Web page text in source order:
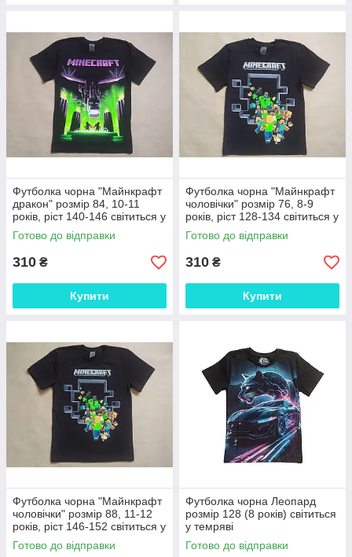
Футболка чорна "Майнкрафт
дракон" розмір 84, 10-11
років, ріст 140-146 світиться у
темряві
Готово до відправки
310 ₴
Купити
Футболка чорна "Майнкрафт
чоловічки" розмір 76, 8-9
років, ріст 128-134 світиться у
темряві
Готово до відправки
310 ₴
Купити
Футболка чорна "Майнкрафт
чоловічки" розмір 88, 11-12
років, ріст 146-152 світиться у
темряві
Готово до відправки
Футболка чорна Леопард
розмір 128 (8 років) світиться
у темряві
Готово до відправки